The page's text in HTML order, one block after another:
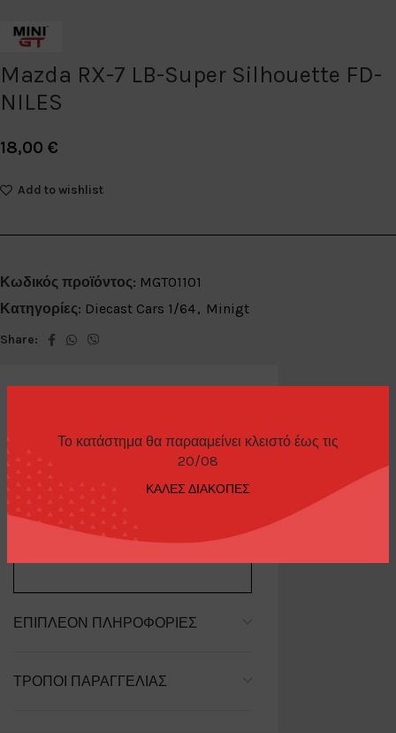
Το κατάστημα θα παρααμείνει κλειστό έως τις
20/08
ΚΑΛΕΣ ΔΙΑΚΟΠΕΣ
Mazda RX-7 LB-Super Silhouette FD-
NILES
18,00 €
Add to wishlist
Κωδικός προϊόντος: MGT01101
Κατηγορίες: Diecast Cars 1/64, Minigt
Share:
Mazda RX-7 LB-Super Silhouette
ΕΠΙΠΛΈΟΝ ΠΛΗΡΟΦΟΡΊΕΣ
ΤΡΌΠΟΙ ΠΑΡΑΓΓΕΛΊΑΣ